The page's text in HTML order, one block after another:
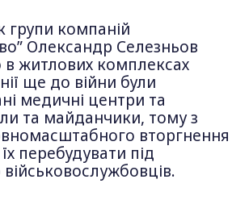
групи компаній
Олександр Селезньов
в житлових комплексах
ще до війни були
медичні центри та
та майданчики, тому з
вторгнення
перебудувати під
військовослужбовців.